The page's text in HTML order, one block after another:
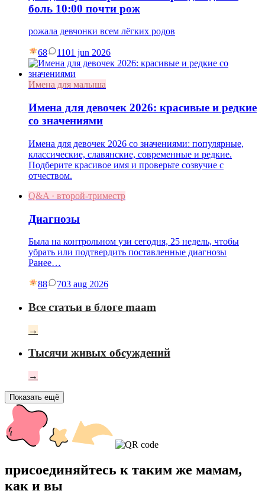
боль 10:00 почти рож
рожала девчонки всем лёгких родов
68 1101 jun 2026
Имена для малыша
Имена для девочек 2026: красивые и редкие
со значениями
Имена для девочек 2026 со значениями: популярные,
классические, славянские, современные и редкие.
Подберите красивое имя и проверьте созвучие с
отчеством.
Q&A · второй-триместр
Диагнозы
Была на контрольном узи сегодня, 25 недель, чтобы
убрать или подтвердить поставленные диагнозы
Ранее…
88 703 aug 2026
Все статьи в блоге maam
→
Тысячи живых обсуждений
→
Показать ещё
присоединяйтесь к таким же мамам,
как и вы